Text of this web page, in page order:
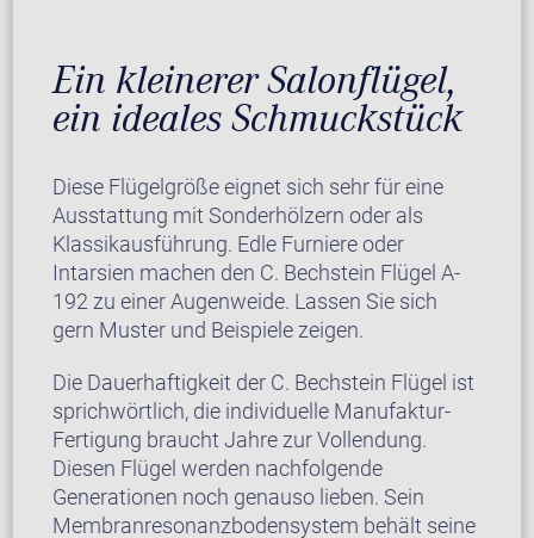
Ein kleinerer Salonflügel,
ein ideales Schmuckstück
Diese Flügelgröße eignet sich sehr für eine
Ausstattung mit Sonderhölzern oder als
Klassikausführung. Edle Furniere oder
Intarsien machen den C. Bechstein Flügel A-
192 zu einer Augenweide. Lassen Sie sich
gern Muster und Beispiele zeigen.
Die Dauerhaftigkeit der C. Bechstein Flügel ist
sprichwörtlich, die individuelle Manufaktur-
Fertigung braucht Jahre zur Vollendung.
Diesen Flügel werden nachfolgende
Generationen noch genauso lieben. Sein
Membranresonanzbodensystem behält seine